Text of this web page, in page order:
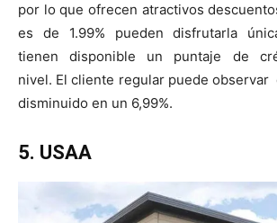
por lo que ofrecen atractivos
es de 1.99% pueden disfrutarla
tienen disponible un puntaje de
nivel. El cliente regular puede
disminuido en un 6,99%.
5. USAA